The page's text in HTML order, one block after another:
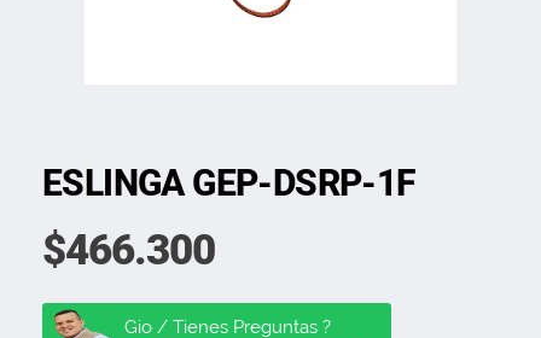
ESLINGA GEP-DSRP-1F
$466.300
Gio / Tienes Preguntas ?